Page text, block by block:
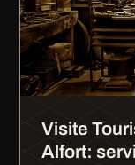
Visite
Alfort: